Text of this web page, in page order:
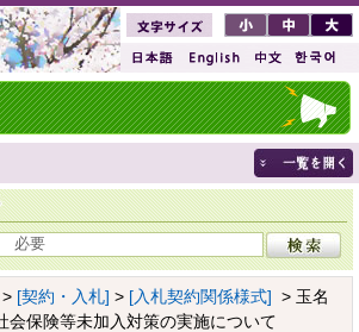
> [契約・入札] > [入札契約関係様式] > 玉名
会保険等未加入対策の実施について